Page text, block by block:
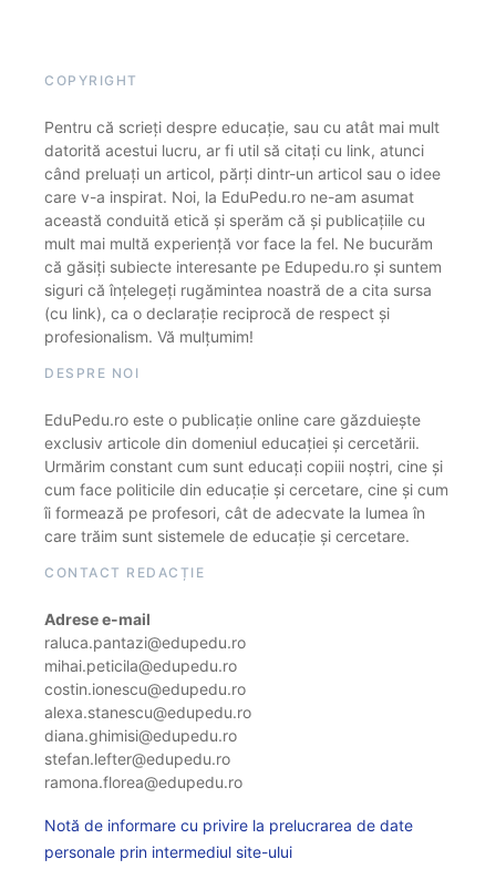
COPYRIGHT
Pentru că scrieți despre educație, sau cu atât mai mult
datorită acestui lucru, ar fi util să citați cu link, atunci
când preluați un articol, părți dintr-un articol sau o idee
care v-a inspirat. Noi, la EduPedu.ro ne-am asumat
această conduită etică și sperăm că și publicațiile cu
mult mai multă experiență vor face la fel. Ne bucurăm
că găsiți subiecte interesante pe Edupedu.ro și suntem
siguri că înțelegeți rugămintea noastră de a cita sursa
(cu link), ca o declarație reciprocă de respect și
profesionalism. Vă mulțumim!
DESPRE NOI
EduPedu.ro este o publicație online care găzduiește
exclusiv articole din domeniul educației și cercetării.
Urmărim constant cum sunt educați copiii noștri, cine și
cum face politicile din educație și cercetare, cine și cum
îi formează pe profesori, cât de adecvate la lumea în
care trăim sunt sistemele de educație și cercetare.
CONTACT REDACȚIE
Adrese e-mail
raluca.pantazi@edupedu.ro
mihai.peticila@edupedu.ro
costin.ionescu@edupedu.ro
alexa.stanescu@edupedu.ro
diana.ghimisi@edupedu.ro
stefan.lefter@edupedu.ro
ramona.florea@edupedu.ro
Notă de informare cu privire la prelucrarea de date
personale prin intermediul site-ului